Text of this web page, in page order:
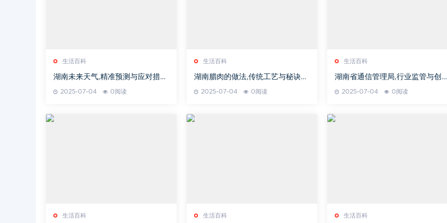
生活百科
湖南未来天气,精准预测与应对措
2025-07-04 0阅读
生活百科
湖南腊肉的做法,传统工艺与秘诀解
2025-07-04 0阅读
生活百科
湖南省通信管理局,行业监管与创
发展-职能与贡献解析
2025-07-04 0阅读
生活百科 生活百科 生活百科